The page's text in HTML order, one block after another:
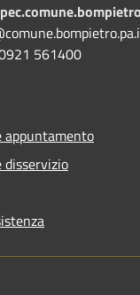
561400
appuntamento
disservizio